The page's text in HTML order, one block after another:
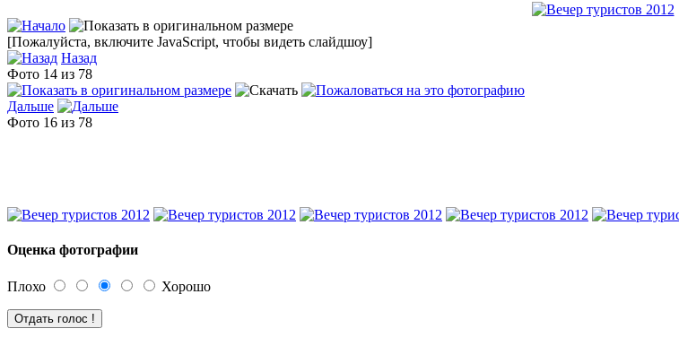
[Пожалуйста, включите JavaScript, чтобы видеть слайдшоу]
Назад
Фото 14 из 78
Дальше
Фото 16 из 78
Оценка фотографии
Плохо Хорошо